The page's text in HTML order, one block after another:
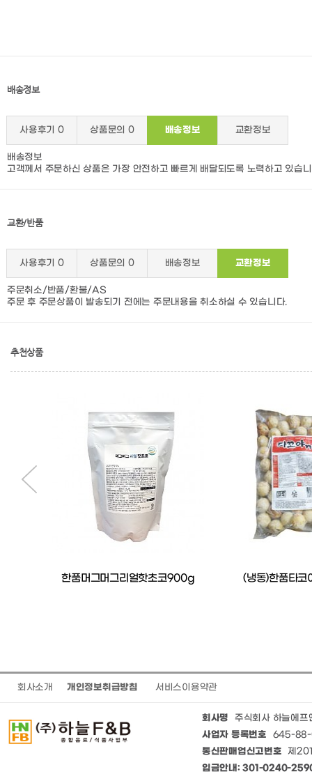
배송정보
사용후기 0 상품문의 0 배송정보 교환정보
배송정보
고객께서 주문하신 상품은 가장 안전하고 빠르게 배달되도록 노력하고 있습
교환/반품
사용후기 0 상품문의 0 배송정보 교환정보
주문취소/반품/환불/AS
주문 후 주문상품이 발송되기 전에는 주문내용을 취소하실 수 있습니다.
추천상품
한품머그머그리얼핫초코900g (냉동)한품타코
회사소개 개인정보취급방침 서비스이용약관
회사명 주식회사 하늘에프
사업자 등록번호 645-88-
통신판매업신고번호 제
입금안내: 301-0240-